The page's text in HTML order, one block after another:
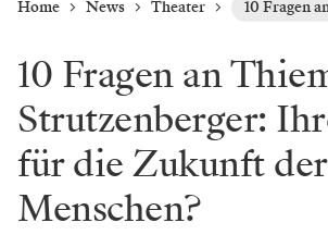
Home News Theater 10 Fragen
10 Fragen an
Strutzenberger:
für die Zukunft der
Menschen?